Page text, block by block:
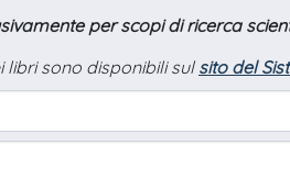
per scopi di ricerca
sono disponibili sul sito del